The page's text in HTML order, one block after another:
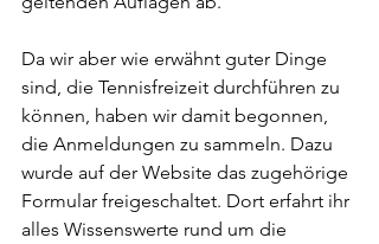
Da wir aber wie erwähnt guter Dinge
sind, die Tennisfreizeit durchführen zu
können, haben wir damit begonnen,
die Anmeldungen zu sammeln. Dazu
wurde auf der Website das zugehörige
Formular freigeschaltet. Dort erfahrt ihr
alles Wissenswerte rund um die